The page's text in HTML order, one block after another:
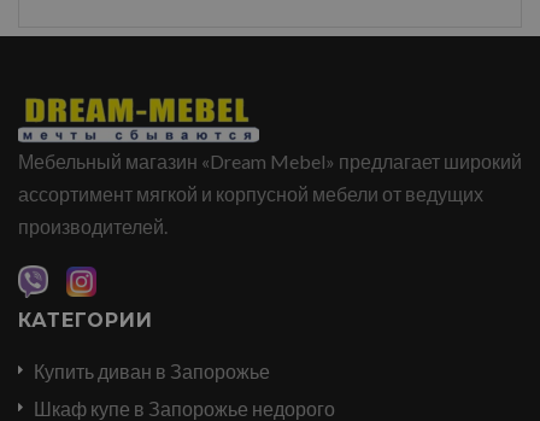
Мебельный магазин «Dream Mebel» предлагает широкий
ассортимент мягкой и корпусной мебели от ведущих
производителей.
КАТЕГОРИИ
Купить диван в Запорожье
Шкаф купе в Запорожье недорого